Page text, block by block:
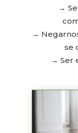
→
→
se
→ Ser